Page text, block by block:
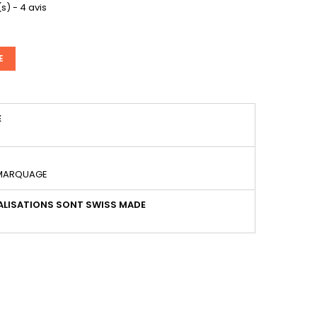
- 4 avis
SONT SWISS MADE